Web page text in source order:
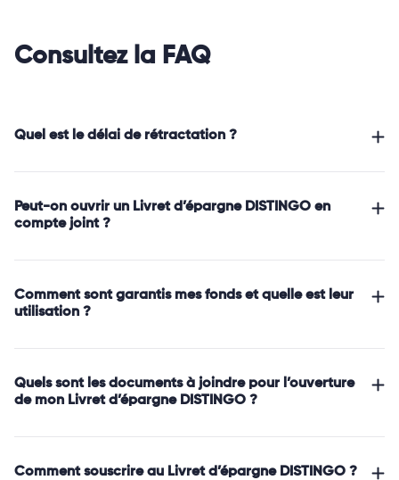
Consultez la FAQ
Quel est le délai de rétractation ?
Peut-on ouvrir un Livret d’épargne DISTINGO en
compte joint ?
Comment sont garantis mes fonds et quelle est leur
utilisation ?
Quels sont les documents à joindre pour l’ouverture
de mon Livret d’épargne DISTINGO ?
Comment souscrire au Livret d’épargne DISTINGO ?